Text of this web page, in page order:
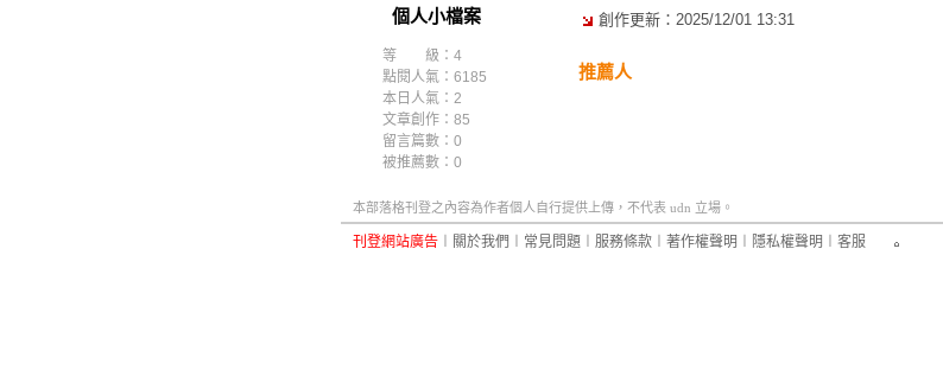
個人小檔案
等 級：4
點閱人氣：6185
本日人氣：2
文章創作：85
留言篇數：0
被推薦數： 0
創作更新：2025/12/01 13:31
推薦人
本部落格刊登之內容為作者個人自行提供上傳，不代表 udn 立場。
刊登網站廣告 關於我們 常見問題 服務條款 著作權聲明 隱私權聲明 客服